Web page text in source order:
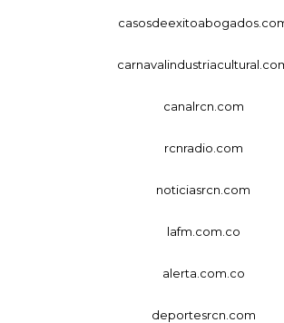
canalrcn.com
rcnradio.com
noticiasrcn.com
lafm.com.co
alerta.com.co
deportesrcn.com